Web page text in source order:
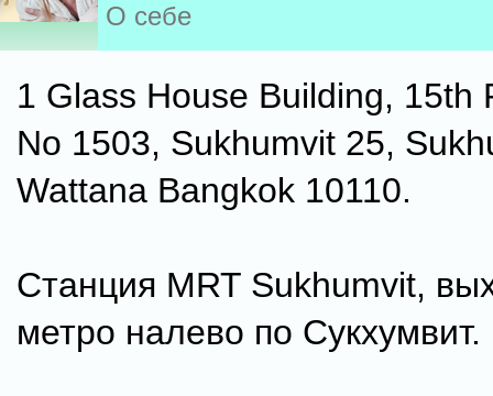
О себе
1 Glass House Building, 15th
No 1503, Sukhumvit 25,
Wattana Bangkok 10110.
Станция MRT Sukhumvit,
метро налево по Сукхумвит.